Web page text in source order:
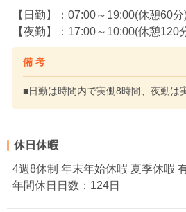
【日勤】：07:00～19:00(休憩60分
【夜勤】：17:00～10:00(休憩120
備 考
■日勤は時間内で実働8時間、夜勤は
休日休暇
4週8休制 年末年始休暇 夏季休暇
年間休日日数：124日